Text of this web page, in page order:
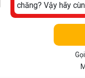
chăng? Vậy hãy